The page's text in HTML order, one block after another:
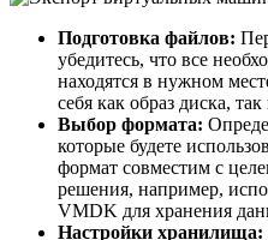
Подготовка файлов:
убедитесь, что все
находятся в нужном
себя как образ диска,
Выбор формата:
которые будете
формат совместим с
решения, например,
VMDK для хранения
Настройки хранилища: